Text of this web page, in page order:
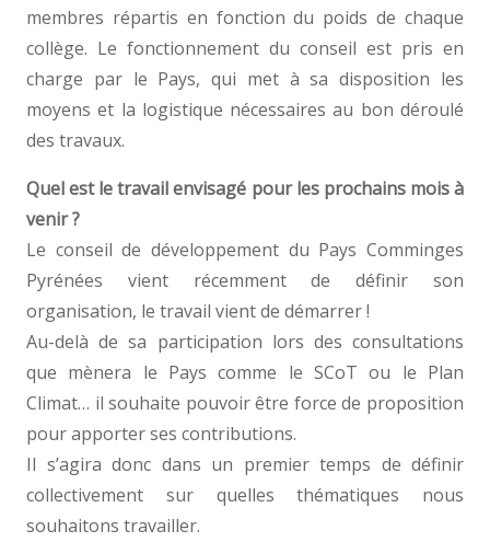
membres répartis en fonction du poids de chaque
collège. Le fonctionnement du conseil est pris en
charge par le Pays, qui met à sa disposition les
moyens et la logistique nécessaires au bon déroulé
des travaux.
Quel est le travail envisagé pour les prochains mois à
venir ?
Le conseil de développement du Pays Comminges
Pyrénées vient récemment de définir son
organisation, le travail vient de démarrer !
Au-delà de sa participation lors des consultations
que mènera le Pays comme le SCoT ou le Plan
Climat… il souhaite pouvoir être force de proposition
pour apporter ses contributions.
Il s’agira donc dans un premier temps de définir
collectivement sur quelles thématiques nous
souhaitons travailler.